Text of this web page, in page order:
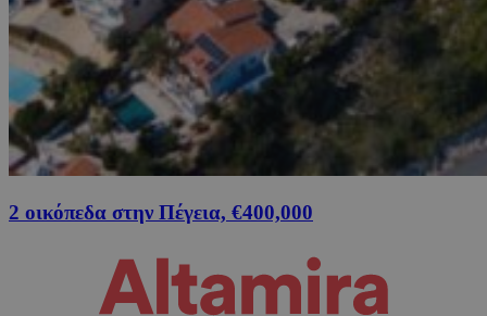
2 οικόπεδα στην Πέγεια, €400,000